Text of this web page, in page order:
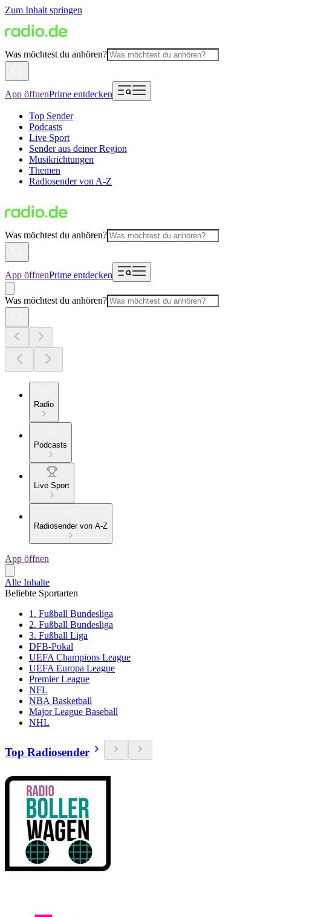
Zum Inhalt springen
Was möchtest du anhören?
App öffnenPrime entdecken
Top Sender
Podcasts
Live Sport
Sender aus deiner Region
Musikrichtungen
Themen
Radiosender von A-Z
Was möchtest du anhören?
App öffnenPrime entdecken
Was möchtest du anhören?
Radio
Podcasts
Live Sport
Radiosender von A-Z
App öffnen
Alle Inhalte
Beliebte Sportarten
1. Fußball Bundesliga
2. Fußball Bundesliga
3. Fußball Liga
DFB-Pokal
UEFA Champions League
UEFA Europa League
Premier League
NFL
NBA Basketball
Major League Baseball
NHL
Top Radiosender